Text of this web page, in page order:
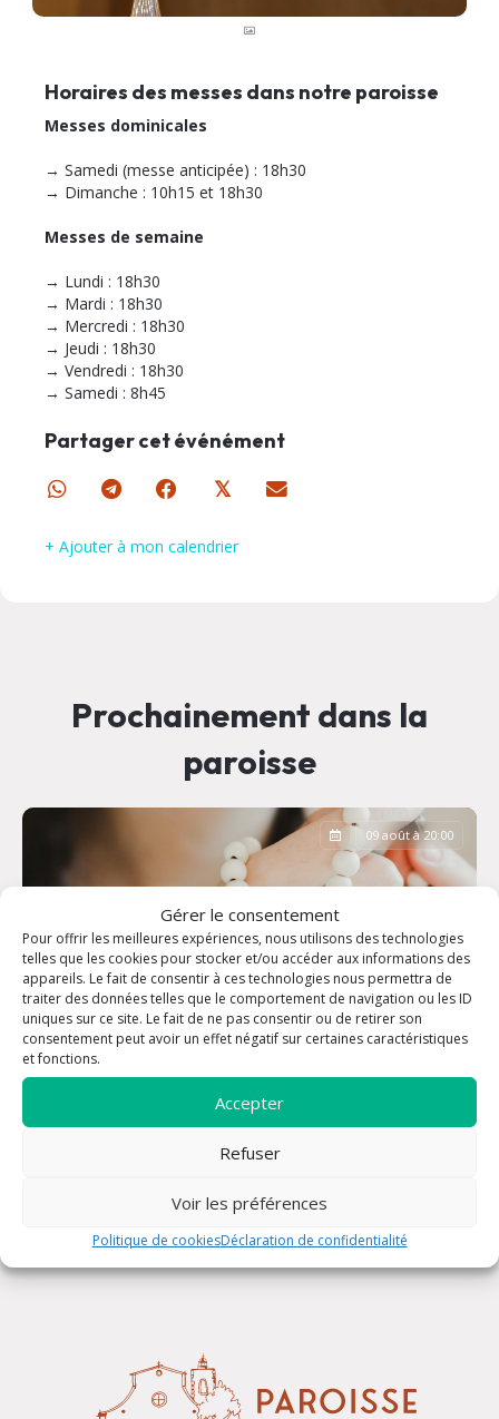
Gérer le consentement
Pour offrir les meilleures expériences, nous utilisons des technologies
telles que les cookies pour stocker et/ou accéder aux informations des
appareils. Le fait de consentir à ces technologies nous permettra de
traiter des données telles que le comportement de navigation ou les ID
uniques sur ce site. Le fait de ne pas consentir ou de retirer son
consentement peut avoir un effet négatif sur certaines caractéristiques
et fonctions.
Accepter
Refuser
Voir les préférences
Politique de cookiesDéclaration de confidentialité
Horaires des messes dans notre paroisse
Messes dominicales
→ Samedi (messe anticipée) : 18h30
→ Dimanche : 10h15 et 18h30
Messes de semaine
→ Lundi : 18h30
→ Mardi : 18h30
→ Mercredi : 18h30
→ Jeudi : 18h30
→ Vendredi : 18h30
→ Samedi : 8h45
Partager cet événément
𝕏
+ Ajouter à mon calendrier
Prochainement dans la
paroisse
09 août à 20:00